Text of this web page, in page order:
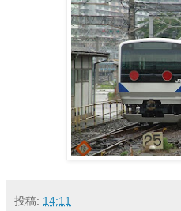
投稿: 14:11